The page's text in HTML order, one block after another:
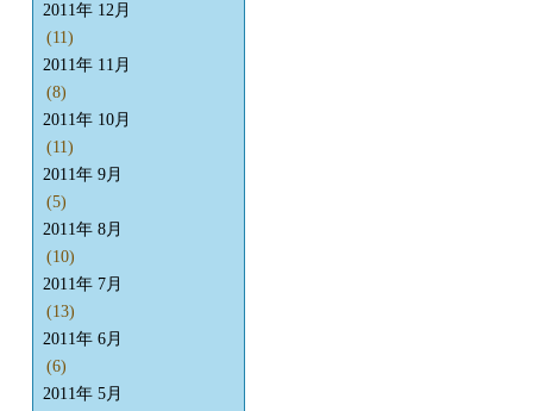
2011年 12月
(11)
2011年 11月
(8)
2011年 10月
(11)
2011年 9月
(5)
2011年 8月
(10)
2011年 7月
(13)
2011年 6月
(6)
2011年 5月